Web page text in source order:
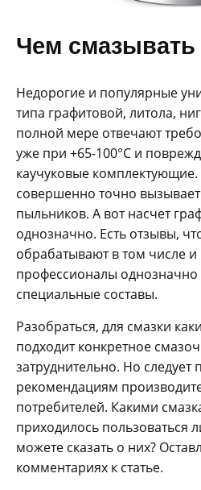
Чем смазывать
Недорогие и популярные
типа графитовой, литола,
полной мере отвечают
уже при +65-100°C и
каучуковые
совершенно точно
пыльников. А вот насчет
однозначно. Есть отзывы,
обрабатывают в том числе
профессионалы
специальные составы.
Разобраться, для смазки
подходит конкретное
затруднительно. Но следует
рекомендациям
потребителей. Какими
приходилось пользоваться
можете сказать о них?
комментариях к статье.